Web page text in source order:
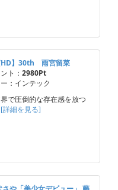
HD】30th 雨宮留菜
ト： 2980Pt
：インテック
で圧倒的な存在感を放つ
[詳細を見る]